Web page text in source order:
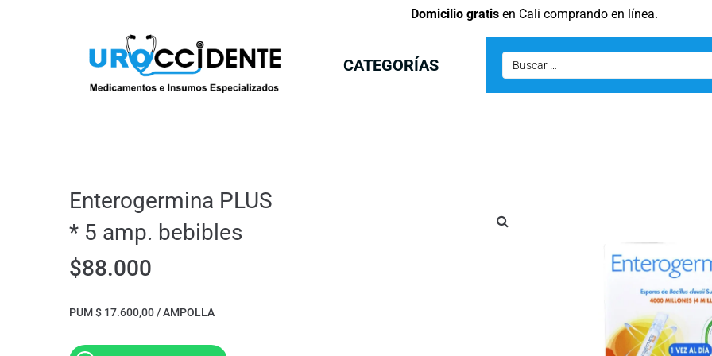
Domicilio gratisen Cali comprando en línea.
CATEGORÍAS
Enterogermina PLUS
* 5 amp. bebibles
$88.000
PUM $ 17.600,00 / AMPOLLA